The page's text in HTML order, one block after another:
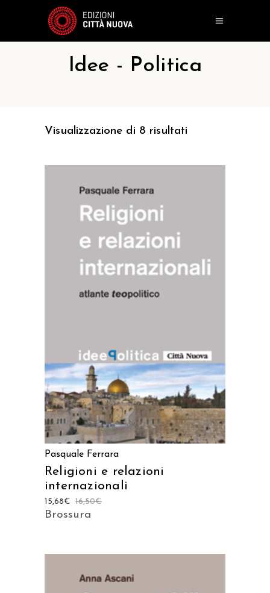
Idee - Politica
Visualizzazione di 8 risultati
Pasquale Ferrara
Religioni e relazioni
internazionali
16,50€
15,68€
Brossura